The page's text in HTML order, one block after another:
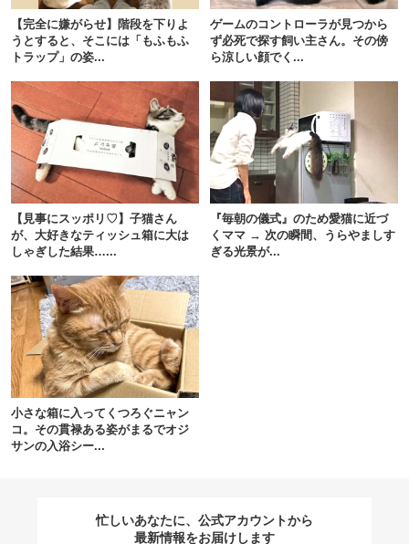
【完全に嫌がらせ】階段を下りよ
うとすると、そこには「もふもふ
トラップ」の姿...
ゲームのコントローラが見つから
ず必死で探す飼い主さん。その傍
ら涼しい顔でく...
【見事にスッポリ♡】子猫さん
が、大好きなティッシュ箱に大は
しゃぎした結果…...
『毎朝の儀式』のため愛猫に近づ
くママ → 次の瞬間、うらやましす
ぎる光景が...
小さな箱に入ってくつろぐニャン
コ。その貫禄ある姿がまるでオジ
サンの入浴シー...
忙しいあなたに、公式アカウントから
最新情報をお届けします
閉じる
pecodogs
いぬ部をフォロー
アプリで開く
アプリをダウンロードする